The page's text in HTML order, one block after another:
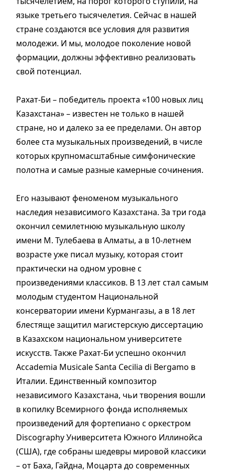
языке третьего тысячелетия. Сейчас в нашей
стране создаются все условия для развития
молодежи. И мы, молодое поколение новой
формации, должны эффективно реализовать
свой потенциал.
Рахат-Би – победитель проекта «100 новых лиц
Казахстана» – известен не только в нашей
стране, но и далеко за ее пределами. Он автор
более ста музыкальных произведений, в числе
которых крупномасштабные симфонические
полотна и самые разные камерные сочинения.
Его называют феноменом музыкального
наследия независимого Казахстана. За три года
окончил семилетнюю музыкальную школу
имени М. Тулебаева в Алматы, а в 10-летнем
возрасте уже писал музыку, которая стоит
практически на одном уровне с
произведениями классиков. В 13 лет стал самым
молодым студентом Национальной
консерватории имени Курмангазы, а в 18 лет
блестяще защитил магистерскую диссертацию
в Казахском национальном университете
искусств. Также Рахат-Би успешно окончил
Accademia Musicale Santa Cecilia di Bergamo в
Италии. Единственный композитор
независимого Казахстана, чьи творения вошли
в копилку Всемирного фонда исполняемых
произведений для фортепиано с оркестром
Discography Университета Южного Иллинойса
(США), где собраны шедевры мировой классики
– от Баха, Гайдна, Моцарта до современных